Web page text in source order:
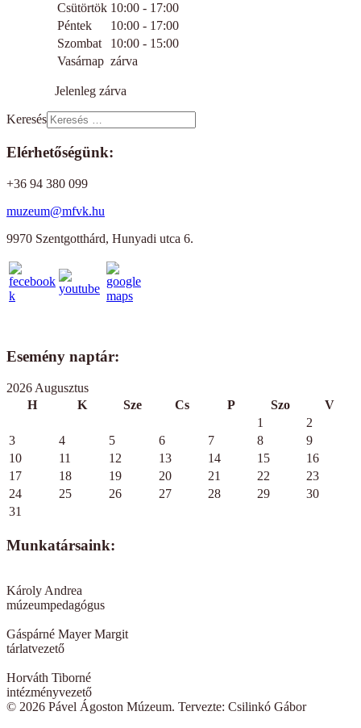
Csütörtök 10:00 - 17:00
Péntek
10:00 - 17:00
Szombat
10:00 - 15:00
Vasárnap zárva
Jelenleg zárva
Keresés
Elérhetőségünk:
+36 94 380 099
muzeum@mfvk.hu
9970 Szentgotthárd, Hunyadi utca 6.
Esemény naptár:
2026 Augusztus
H
K Sze Cs P Szo
V
1
2
3
4 5 6 7 8
9
10
11 12 13 14 15
16
17
18 19 20 21 22
23
24
25 26 27 28 29
30
31
Munkatársaink:
Károly Andrea
múzeumpedagógus
Gáspárné Mayer Margit
tárlatvezető
Horváth Tiborné
intézményvezető
© 2026 Pável Ágoston Múzeum. Tervezte: Csilinkó Gábor